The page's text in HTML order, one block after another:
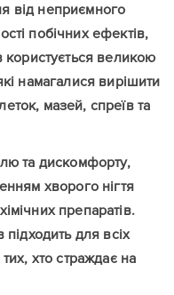
від неприємного
побічних ефектів,
користується великою
намагалися вирішити
мазей, спреїв та
та дискомфорту,
хворого нігтя
препаратів.
підходить для всіх
хто страждає на